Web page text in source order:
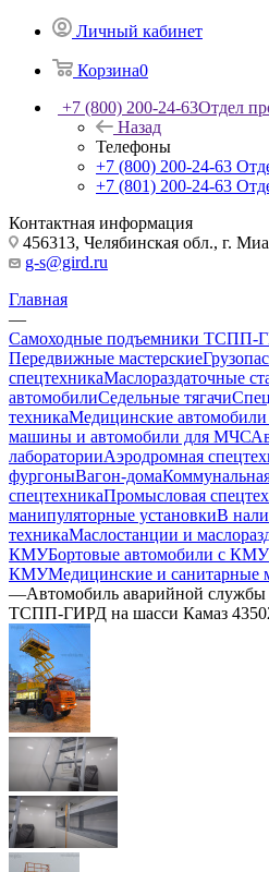
Личный кабинет
Корзина0
+7 (800) 200-24-63Отдел
Назад
Телефоны
+7 (800) 200-24-63
+7 (801) 200-24-63
Контактная информация
456313, Челябинская обл., г.
g-s@gird.ru
Главная
—
Самоходные подъемники ТСПП-
Передвижные мастерские
спецтехникаМаслораздаточные
автомобилиСедельные тягачи
техникаМедицинские автомобили
машины и автомобили для МЧС
лабораторииАэродромная
фургоныВагон-дома
спецтехникаПромысловая
манипуляторные установкиВ
техникаМаслостанции и
КМУБортовые автомобили с КМУ
КМУМедицинские и
—Автомобиль аварийной
ТСПП-ГИРД на шасси Камаз